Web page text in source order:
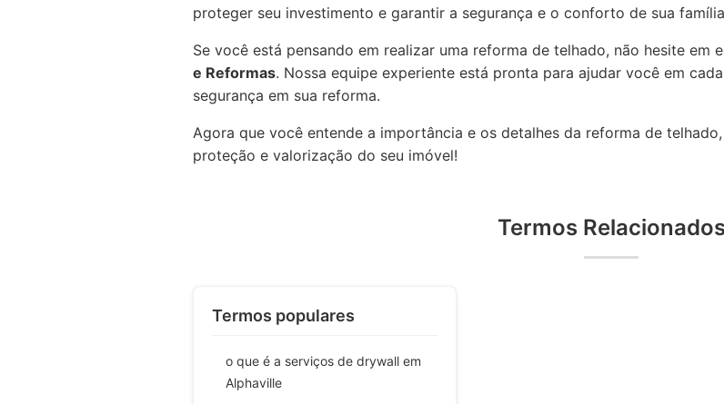
proteger seu investimento e garantir a segurança e o conforto de sua
Se você está pensando em realizar uma reforma de telhado, não hesite em
e Reformas. Nossa equipe experiente está pronta para ajudar você em
segurança em sua reforma.
Agora que você entende a importância e os detalhes da reforma de
proteção e valorização do seu imóvel!
Termos
Termos populares
o que é a serviços de drywall em
Alphaville